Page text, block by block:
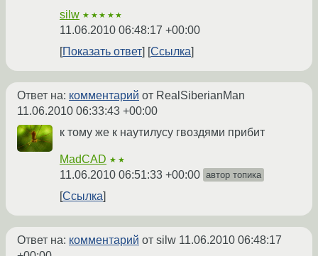
silw ★★★★★
11.06.2010 06:48:17 +00:00
Показать ответ
Ссылка
Ответ на: комментарий от RealSiberianMan
11.06.2010 06:33:43 +00:00
к тому же к наутилусу гвоздями прибит
MadCAD ★★
11.06.2010 06:51:33 +00:00 автор топика
Ссылка
Ответ на: комментарий от silw 11.06.2010 06:48:17